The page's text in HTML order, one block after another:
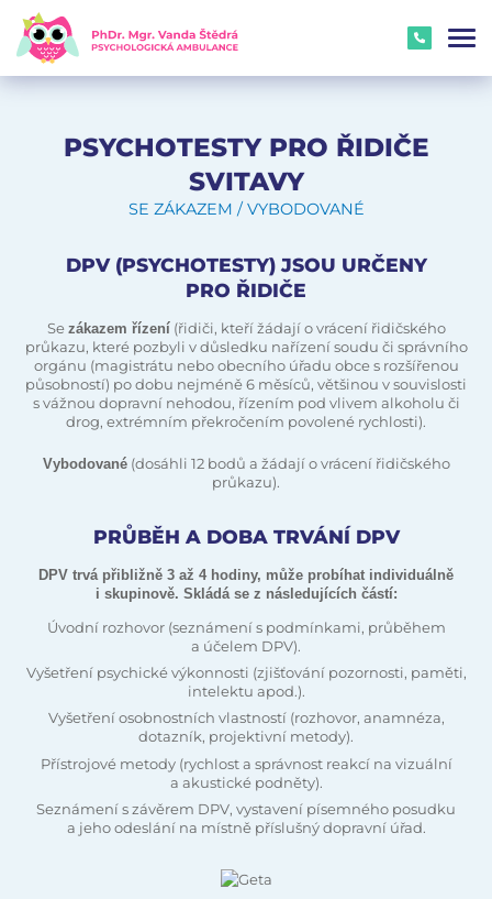
PSYCHOTESTY PRO ŘIDIČE
SVITAVY
SE ZÁKAZEM / VYBODOVANÉ
DPV (PSYCHOTESTY) JSOU URČENY
PRO ŘIDIČE
Se zákazem řízení(řidiči, kteří žádají o vrácení řidičského
průkazu, které pozbyli v důsledku nařízení soudu či správního
orgánu (magistrátu nebo obecního úřadu obce s rozšířenou
působností) po dobu nejméně 6 měsíců, většinou v souvislosti
s vážnou dopravní nehodou, řízením pod vlivem alkoholu či
drog, extrémním překročením povolené rychlosti).
Vybodované(dosáhli 12 bodů a žádají o vrácení řidičského
průkazu).
PRŮBĚH A DOBA TRVÁNÍ DPV
DPV trvá přibližně 3 až 4 hodiny, může probíhat individuálně
i skupinově. Skládá se z následujících částí:
Úvodní rozhovor (seznámení s podmínkami, průběhem
a účelem DPV).
Vyšetření psychické výkonnosti (zjišťování pozornosti, paměti,
intelektu apod.).
Vyšetření osobnostních vlastností (rozhovor, anamnéza,
dotazník, projektivní metody).
Přístrojové metody (rychlost a správnost reakcí na vizuální
a akustické podněty).
Seznámení s závěrem DPV, vystavení písemného posudku
a jeho odeslání na místně příslušný dopravní úřad.